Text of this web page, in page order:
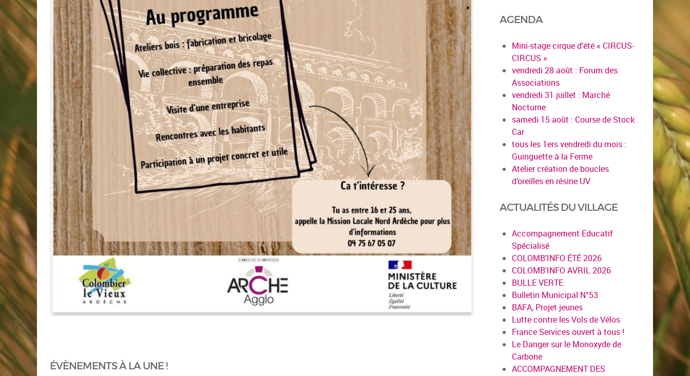
ÉVÈNEMENTS À LA UNE !
AGENDA
Mini-stage cirque d'été « CIRCUS-
CIRCUS »
vendredi 28 août : Forum des
Associations
vendredi 31 juillet : Marché
Nocturne
samedi 15 août : Course de Stock
Car
tous les 1ers vendredi du mois :
Guinguette à la Ferme
Atelier création de boucles
d’oreilles en résine UV
ACTUALITÉS DU VILLAGE
Accompagnement Educatif
Spécialisé
COLOMB'INFO ÉTÉ 2026
COLOMB'INFO AVRIL 2026
BULLE VERTE
Bulletin Municipal N°53
BAFA, Projet jeunes
Lutte contre les Vols de Vélos
France Services ouvert à tous !
Le Danger sur le Monoxyde de
Carbone
ACCOMPAGNEMENT DES